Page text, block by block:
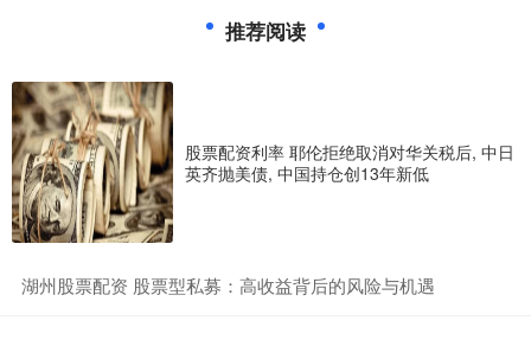
推荐阅读
股票配资利率 耶伦拒绝取消对华关税后, 中日
英齐抛美债, 中国持仓创13年新低
​湖州股票配资 股票型私募：高收益背后的风险与机遇